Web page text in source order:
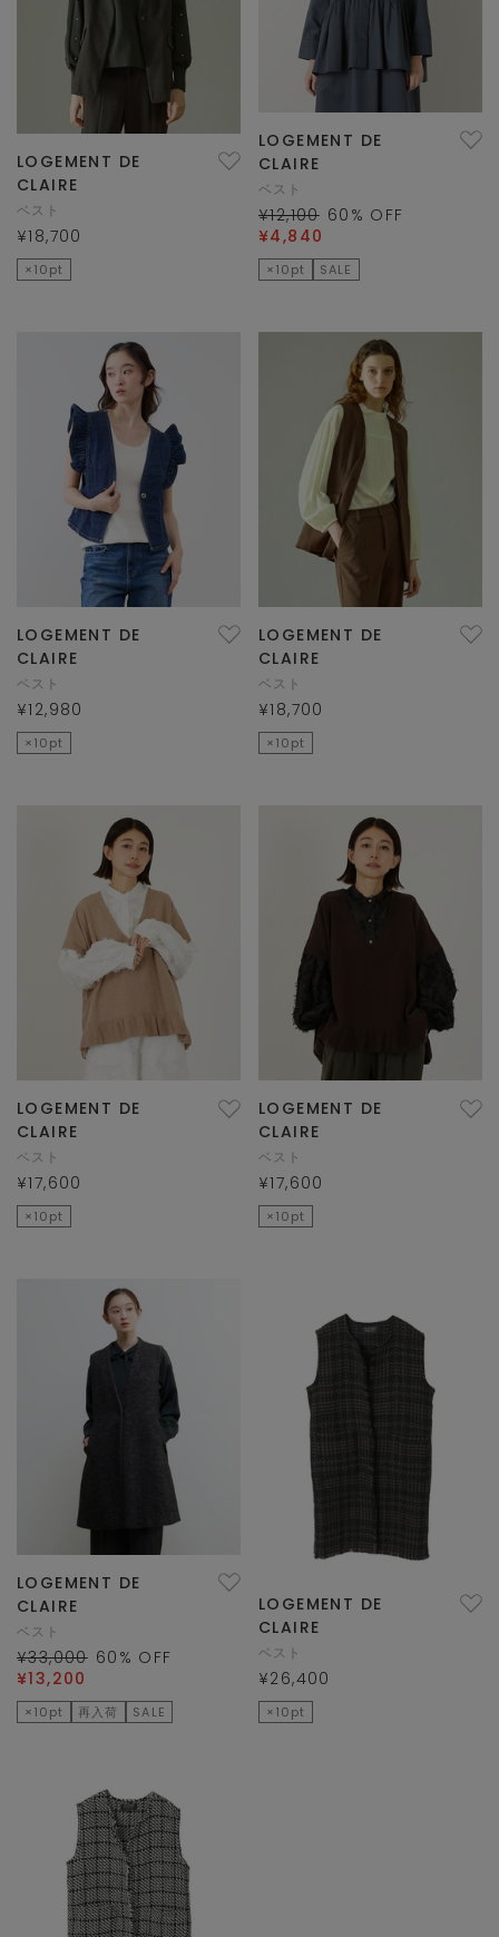
LOGEMENT DE
CLAIRE
ベスト
¥18,700
×10pt
LOGEMENT DE
CLAIRE
ベスト
¥12,100 60 % OFF
¥4,840
×10pt SALE
LOGEMENT DE
CLAIRE
ベスト
¥12,980
×10pt
LOGEMENT DE
CLAIRE
ベスト
¥18,700
×10pt
LOGEMENT DE
CLAIRE
ベスト
¥17,600
×10pt
LOGEMENT DE
CLAIRE
ベスト
¥17,600
×10pt
LOGEMENT DE
CLAIRE
ベスト
¥33,000 60 % OFF
¥13,200
×10pt 再入荷 SALE
LOGEMENT DE
CLAIRE
ベスト
¥26,400
×10pt